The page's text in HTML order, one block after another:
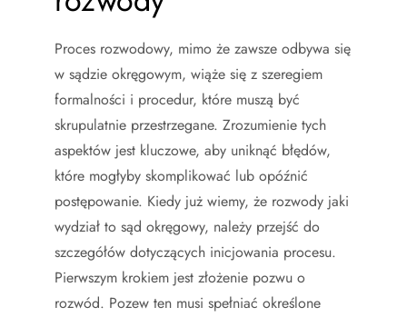
Proces rozwodowy, mimo że zawsze odbywa się
w sądzie okręgowym, wiąże się z szeregiem
formalności i procedur, które muszą być
skrupulatnie przestrzegane. Zrozumienie tych
aspektów jest kluczowe, aby uniknąć błędów,
które mogłyby skomplikować lub opóźnić
postępowanie. Kiedy już wiemy, że rozwody jaki
wydział to sąd okręgowy, należy przejść do
szczegółów dotyczących inicjowania procesu.
Pierwszym krokiem jest złożenie pozwu o
rozwód. Pozew ten musi spełniać określone